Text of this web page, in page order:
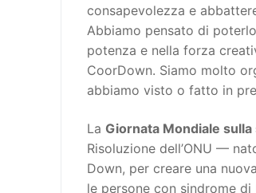
consapevolezza e
Abbiamo pensato di
potenza e nella forza
CoorDown. Siamo molto
abbiamo visto o fatto in
La Giornata Mondiale
Risoluzione dell’ONU —
Down, per creare una
le persone con sindrome